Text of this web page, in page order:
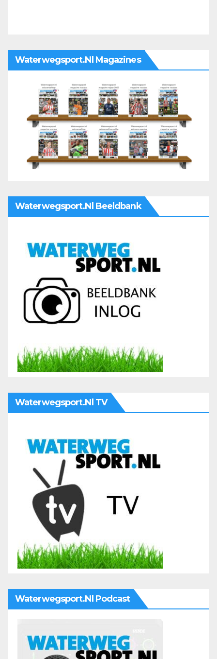
Waterwegsport.nl Magazines
Waterwegsport.nl Beeldbank
Waterwegsport.nl TV
Waterwegsport.nl Podcast